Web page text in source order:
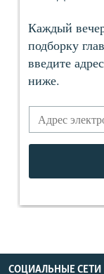
СОЦИАЛЬНЫЕ СЕТИ